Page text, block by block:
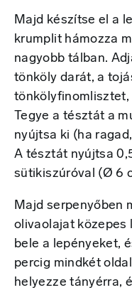
Majd készítse el a
krumplit hámozza
nagyobb tálban.
tönköly darát, a
tönkölyfinomlisztet,
Tegye a tésztát a
nyújtsa ki (ha
A tésztát nyújtsa
sütikiszúróval (Ø 6
Majd serpenyőben
olivaolajat közepes
bele a lepényeket,
percig mindkét
helyezze tányérra,